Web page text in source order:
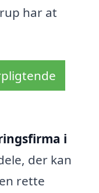
har at
i
der kan
rette